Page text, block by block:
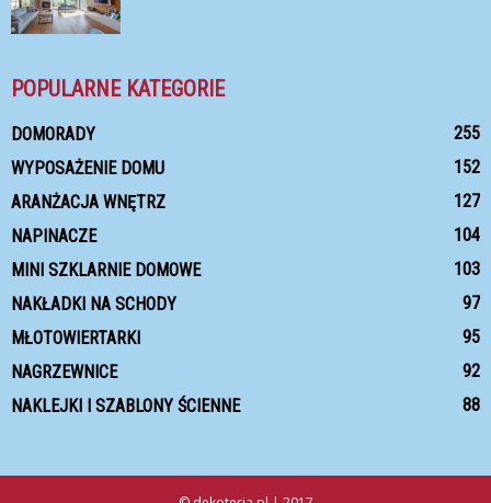
POPULARNE KATEGORIE
DOMORADY
255
WYPOSAŻENIE DOMU
152
ARANŻACJA WNĘTRZ
127
NAPINACZE
104
MINI SZKLARNIE DOMOWE
103
NAKŁADKI NA SCHODY
97
MŁOTOWIERTARKI
95
NAGRZEWNICE
92
NAKLEJKI I SZABLONY ŚCIENNE
88